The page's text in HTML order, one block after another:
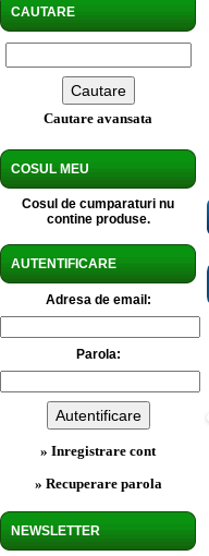
CAUTARE
Cautare avansata
COSUL MEU
Cosul de cumparaturi nu
contine produse.
AUTENTIFICARE
Adresa de email:
Parola:
» Inregistrare cont
» Recuperare parola
NEWSLETTER